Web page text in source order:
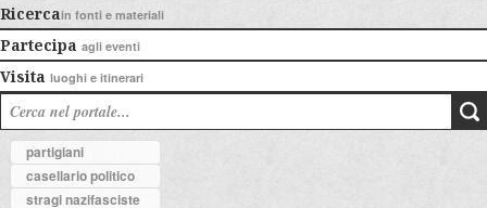
Ricercain fonti e materiali
Partecipa agli eventi
Visita luoghi e itinerari
partigiani
casellario politico
stragi nazifasciste